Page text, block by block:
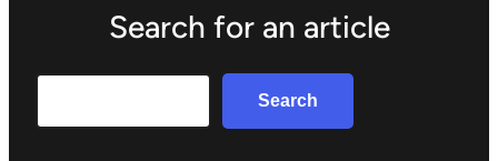
Search for an article
Search